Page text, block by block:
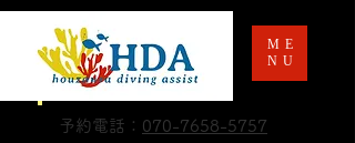
予約電話： 070-7658-5757
ME
NU